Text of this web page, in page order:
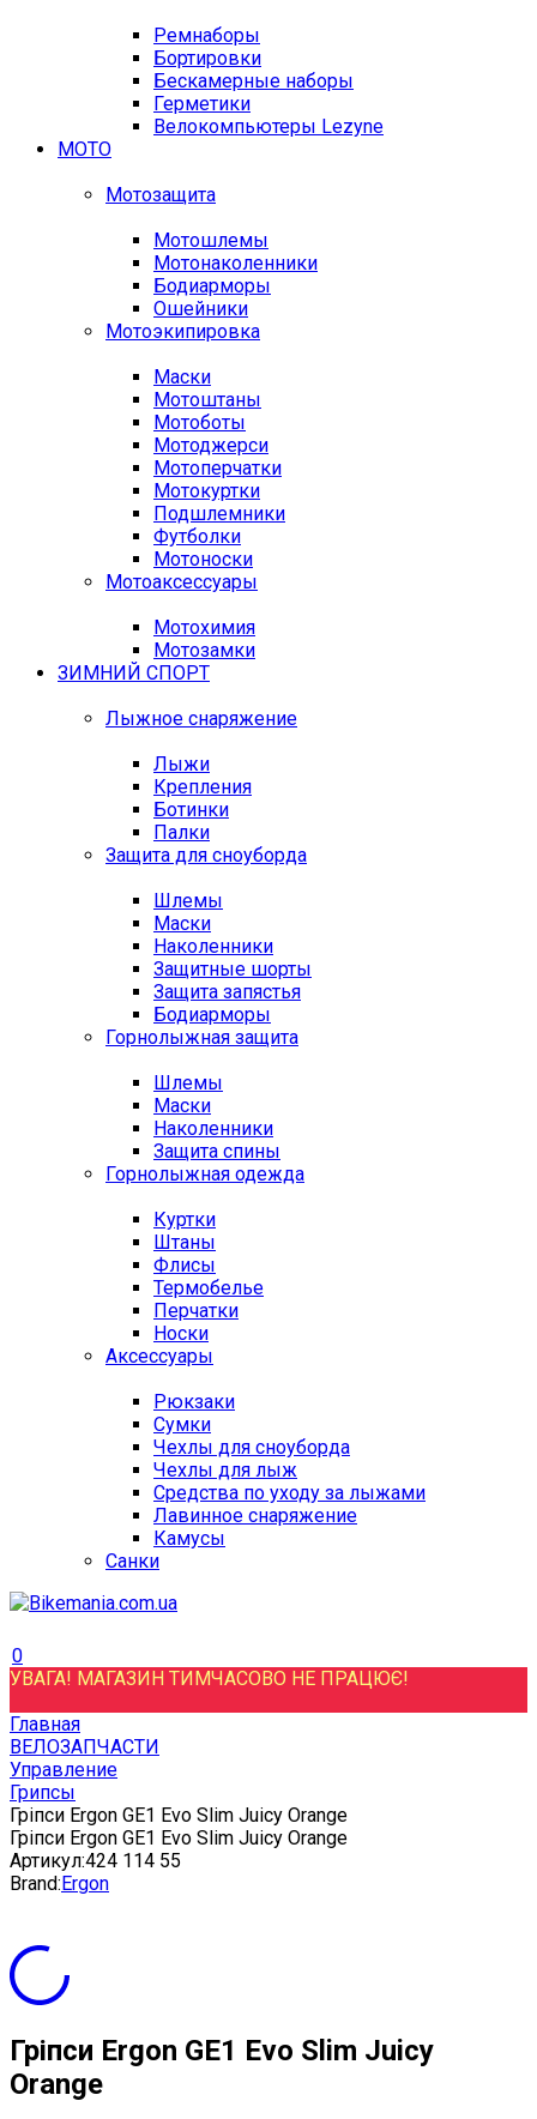
Ремнаборы
Бортировки
Бескамерные наборы
Герметики
Велокомпьютеры Lezyne
МОТО
Мотозащита
Мотошлемы
Мотонаколенники
Бодиарморы
Ошейники
Мотоэкипировка
Маски
Мотоштаны
Мотоботы
Мотоджерси
Мотоперчатки
Мотокуртки
Подшлемники
Футболки
Мотоноски
Мотоаксессуары
Мотохимия
Мотозамки
ЗИМНИЙ СПОРТ
Лыжное снаряжение
Лыжи
Крепления
Ботинки
Палки
Защита для сноуборда
Шлемы
Маски
Наколенники
Защитные шорты
Защита запястья
Бодиарморы
Горнолыжная защита
Шлемы
Маски
Наколенники
Защита спины
Горнолыжная одежда
Куртки
Штаны
Флисы
Термобелье
Перчатки
Носки
Аксессуары
Рюкзаки
Сумки
Чехлы для сноуборда
Чехлы для лыж
Средства по уходу за лыжами
Лавинное снаряжение
Камусы
Санки
0
УВАГА! МАГАЗИН ТИМЧАСОВО НЕ ПРАЦЮЄ!
Главная
ВЕЛОЗАПЧАСТИ
Управление
Грипсы
Гріпси Ergon GE1 Evo Slim Juicy Orange
Гріпси Ergon GE1 Evo Slim Juicy Orange
Артикул:424 114 55
Brand:Ergon
Гріпси Ergon GE1 Evo Slim Juicy
Orange